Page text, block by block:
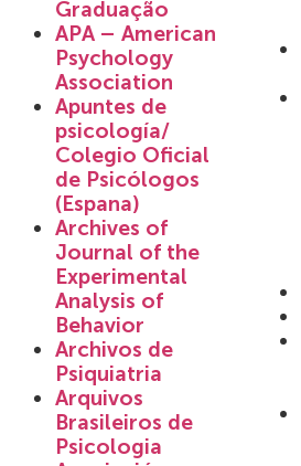
Graduação
APA – American
Psychology
Association
Apuntes de
psicología/
Colegio Oficial
de Psicólogos
(Espana)
Archives of
Journal of the
Experimental
Analysis of
Behavior
Archivos de
Psiquiatria
Arquivos
Brasileiros de
Psicologia